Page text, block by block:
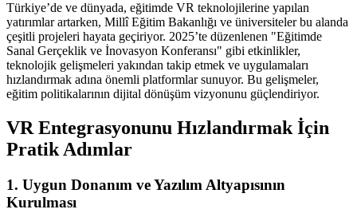
Türkiye’de ve dünyada, eğitimde VR teknolojilerine yapılan
yatırımlar artarken, Millî Eğitim Bakanlığı ve üniversiteler bu alanda
çeşitli projeleri hayata geçiriyor. 2025’te düzenlenen "Eğitimde
Sanal Gerçeklik ve İnovasyon Konferansı" gibi etkinlikler,
teknolojik gelişmeleri yakından takip etmek ve uygulamaları
hızlandırmak adına önemli platformlar sunuyor. Bu gelişmeler,
eğitim politikalarının dijital dönüşüm vizyonunu güçlendiriyor.
VR Entegrasyonunu Hızlandırmak İçin
Pratik Adımlar
1. Uygun Donanım ve Yazılım Altyapısının
Kurulması